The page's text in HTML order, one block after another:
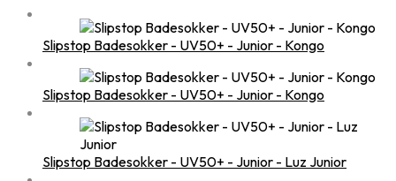
Slipstop Badesokker - UV50+ - Junior - Kongo
Slipstop Badesokker - UV50+ - Junior - Kongo
Slipstop Badesokker - UV50+ - Junior - Luz Junior